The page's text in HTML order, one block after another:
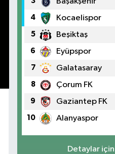
4 Kocaelispor
5 Beşiktaş
6 Eyüpspor
7 Galatasaray
8 Çorum FK
9 Gaziantep FK
10 Alanyaspor
Detaylar için